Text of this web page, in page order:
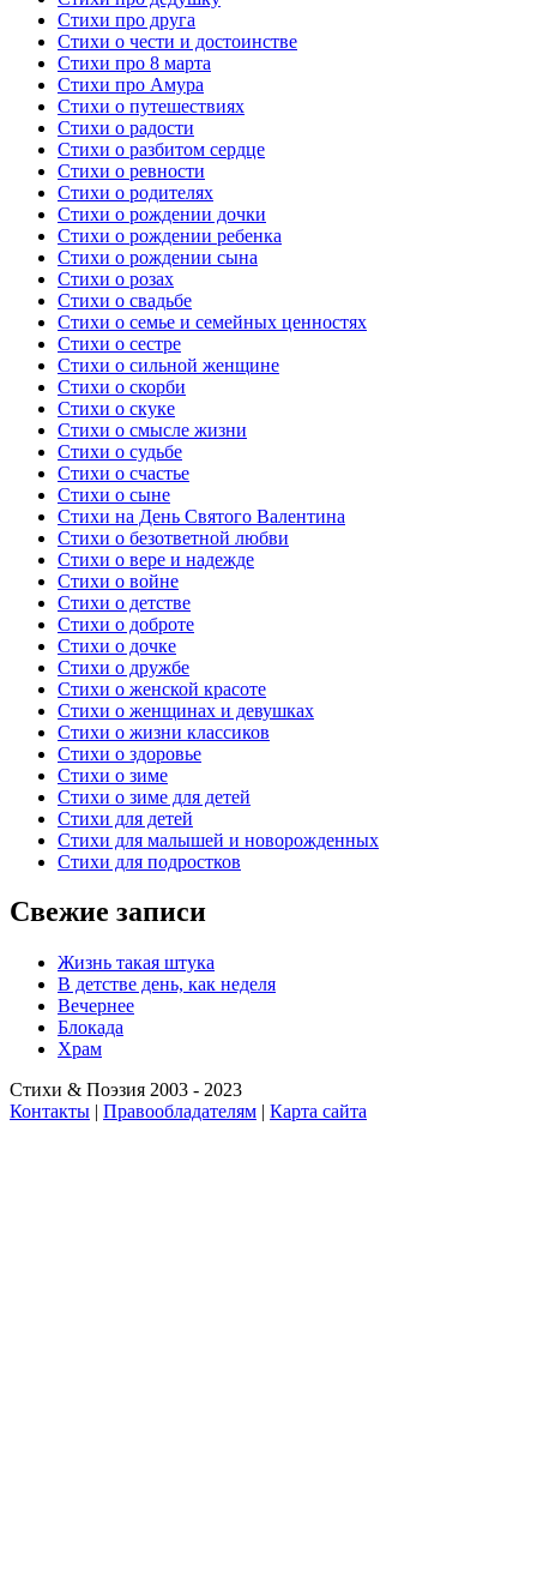
Стихи про друга
Стихи о чести и достоинстве
Стихи про 8 марта
Стихи про Амура
Стихи о путешествиях
Стихи о радости
Стихи о разбитом сердце
Стихи о ревности
Стихи о родителях
Стихи о рождении дочки
Стихи о рождении ребенка
Стихи о рождении сына
Стихи о розах
Стихи о свадьбе
Стихи о семье и семейных ценностях
Стихи о сестре
Стихи о сильной женщине
Стихи о скорби
Стихи о скуке
Стихи о смысле жизни
Стихи о судьбе
Стихи о счастье
Стихи о сыне
Стихи на День Святого Валентина
Стихи о безответной любви
Стихи о вере и надежде
Стихи о войне
Стихи о детстве
Стихи о доброте
Стихи о дочке
Стихи о дружбе
Стихи о женской красоте
Стихи о женщинах и девушках
Стихи о жизни классиков
Стихи о здоровье
Стихи о зиме
Стихи о зиме для детей
Стихи для детей
Стихи для малышей и новорожденных
Стихи для подростков
Свежие записи
Жизнь такая штука
В детстве день, как неделя
Вечернее
Блокада
Храм
Стихи & Поэзия 2003 - 2023
Контакты | Правообладателям | Карта сайта